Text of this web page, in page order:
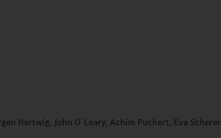
Hartwig, John O`Leary, Achim Puchert, Eva Scherer